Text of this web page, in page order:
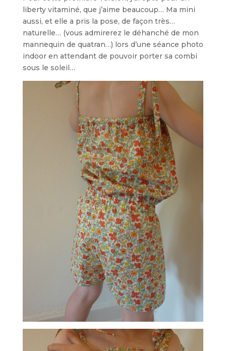
liberty vitaminé, que j’aime beaucoup… Ma mini
aussi, et elle a pris la pose, de façon très…
naturelle… (vous admirerez le déhanché de mon
mannequin de quatran…) lors d’une séance photo
indoor en attendant de pouvoir porter sa combi
sous le soleil…